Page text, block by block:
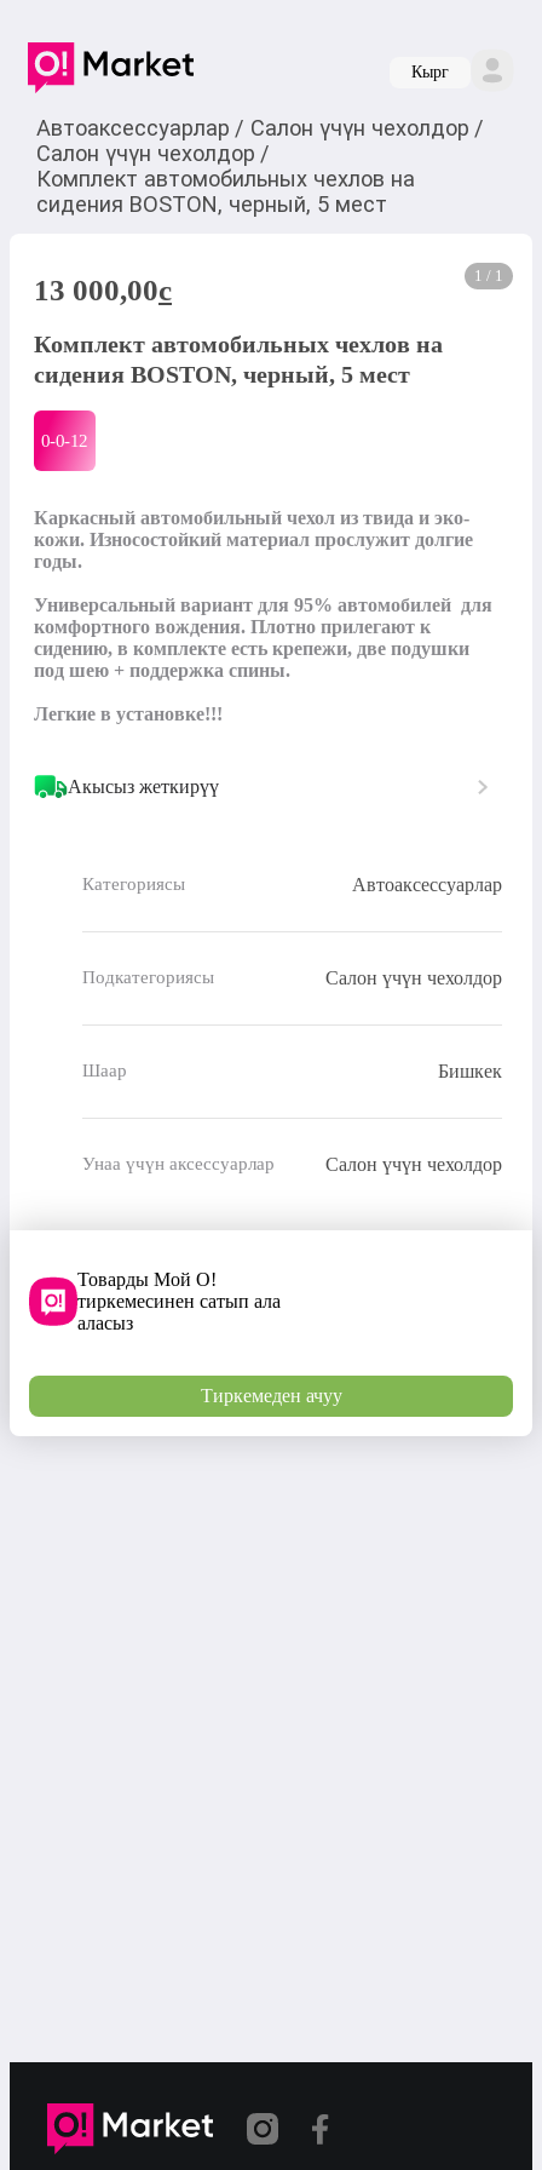
Кырг
Автоаксессуарлар / Салон үчүн чехолдор /
Салон үчүн чехолдор /
Комплект автомобильных чехлов на
сидения BOSTON, черный, 5 мест
1 / 1
13 000,00c
Комплект автомобильных чехлов на
сидения BOSTON, черный, 5 мест
0-0-12
Каркасный автомобильный чехол из твида и эко-
кожи. Износостойкий материал прослужит долгие
годы.
Универсальный вариант для 95% автомобилей  для
комфортного вождения. Плотно прилегают к
сидению, в комплекте есть крепежи, две подушки
под шею + поддержка спины.
Легкие в установке!!!
Акысыз жеткирүү
Категориясы Автоаксессуарлар
Подкатегориясы Салон үчүн чехолдор
Шаар Бишкек
Унаа үчүн аксессуарлар Салон үчүн чехолдор
Товарды Мой О!
тиркемесинен сатып ала
аласыз
Тиркемеден ачуу